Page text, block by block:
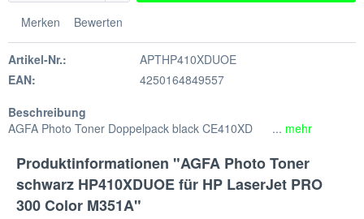
Merken Bewerten
Artikel-Nr.:
APTHP410XDUOE
EAN:
4250164849557
Beschreibung
AGFA Photo Toner Doppelpack black CE410XD ... mehr
Produktinformationen "AGFA Photo Toner
schwarz HP410XDUOE für HP LaserJet PRO
300 Color M351A"